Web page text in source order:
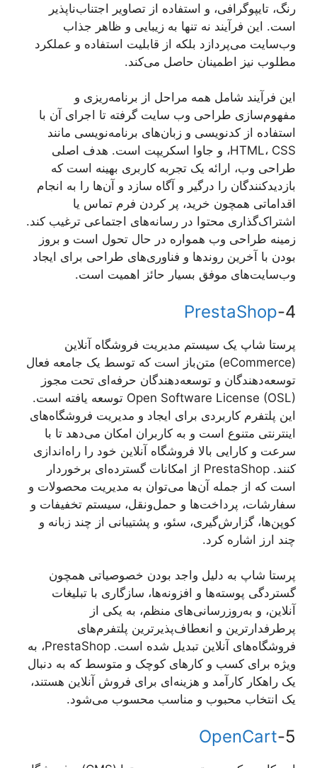
رنگ، تایپوگرافی، و استفاده از تصاویر اجتناب‌ناپذیر
است. این فرآیند نه تنها به زیبایی و ظاهر جذاب
وب‌سایت می‌پردازد بلکه از قابلیت استفاده و عملکرد
مطلوب نیز اطمینان حاصل می‌کند.
این فرآیند شامل همه مراحل از برنامه‌ریزی و
مفهوم‌سازی طراحی وب سایت گرفته تا اجرای آن با
استفاده از کدنویسی و زبان‌های برنامه‌نویسی مانند
HTML، CSS، و جاوا اسکریپت است. هدف اصلی
طراحی وب، ارائه یک تجربه کاربری بهینه است که
بازدیدکنندگان را درگیر و آگاه سازد و آن‌ها را به انجام
اقداماتی همچون خرید، پر کردن فرم تماس یا
اشتراک‌گذاری محتوا در رسانه‌های اجتماعی ترغیب کند.
زمینه طراحی وب همواره در حال تحول است و بروز
بودن با آخرین روندها و فناوری‌های طراحی برای ایجاد
وب‌سایت‌های موفق بسیار حائز اهمیت است.
4-
PrestaShop
پرستا شاپ یک سیستم مدیریت فروشگاه آنلاین
(eCommerce) متن‌باز است که توسط یک جامعه فعال
توسعه‌دهندگان و توسعه‌دهندگان حرفه‌ای تحت مجوز
Open Software License (OSL) توسعه یافته است.
این پلتفرم کاربردی برای ایجاد و مدیریت فروشگاه‌های
اینترنتی متنوع است و به کاربران امکان می‌دهد تا با
سرعت و کارایی بالا فروشگاه آنلاین خود را راه‌اندازی
کنند. PrestaShop از امکانات گسترده‌ای برخوردار
است که از جمله آن‌ها می‌توان به مدیریت محصولات و
سفارشات، پرداخت‌ها و حمل‌ونقل، سیستم تخفیفات و
کوپن‌ها، گزارش‌گیری، سئو، و پشتیبانی از چند زبانه و
چند ارز اشاره کرد.
پرستا شاپ به دلیل واجد بودن خصوصیاتی همچون
گستردگی پوسته‌ها و افزونه‌ها، سازگاری با تبلیغات
آنلاین، و به‌روزرسانی‌های منظم، به یکی از
پرطرفدارترین و انعطاف‌پذیرترین پلتفرم‌های
فروشگاه‌های آنلاین تبدیل شده است. PrestaShop، به
ویژه برای کسب و کارهای کوچک و متوسط که به دنبال
یک راهکار کارآمد و هزینه‌ای برای فروش آنلاین هستند،
یک انتخاب محبوب و مناسب محسوب می‌شود.
5-
OpenCart